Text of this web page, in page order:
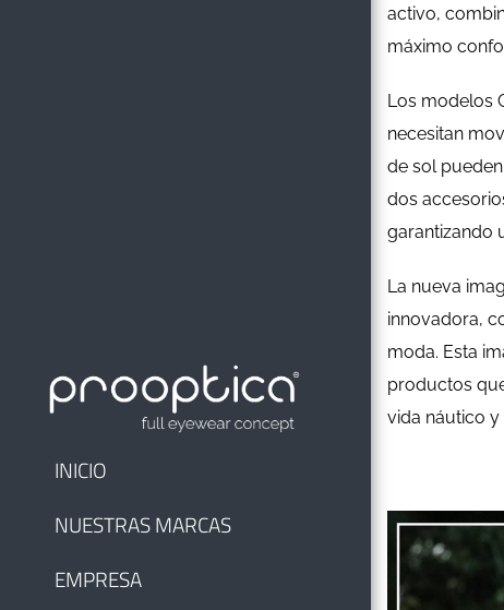
INICIO
NUESTRAS MARCAS
EMPRESA
activo,
máximo
Los modelos
necesitan
de sol
dos
garantizando
La nueva
innovadora,
moda. Esta
productos
vida náutico